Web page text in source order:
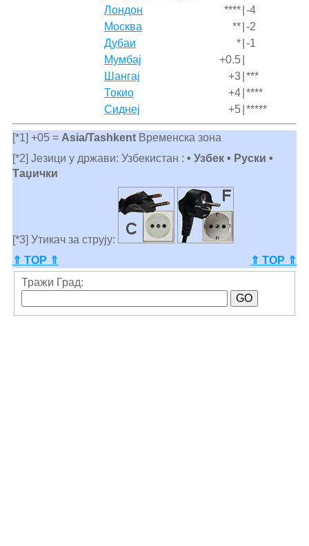
Лондон
**** -4
Москва
** -2
Дубаи
* -1
Мумбај
+0.5
Шангај
+3 ***
Токио
+4 ****
Сиднеј
+5 *****
[*1] +05 = Asia/TashkentВременска зона
[*2] Језици у држави: Узбекистан : • Узбек • Руски •
Таџички
[*3] Утикач за струју:
⇑ TOP ⇑
⇑ TOP ⇑
Тражи Град: